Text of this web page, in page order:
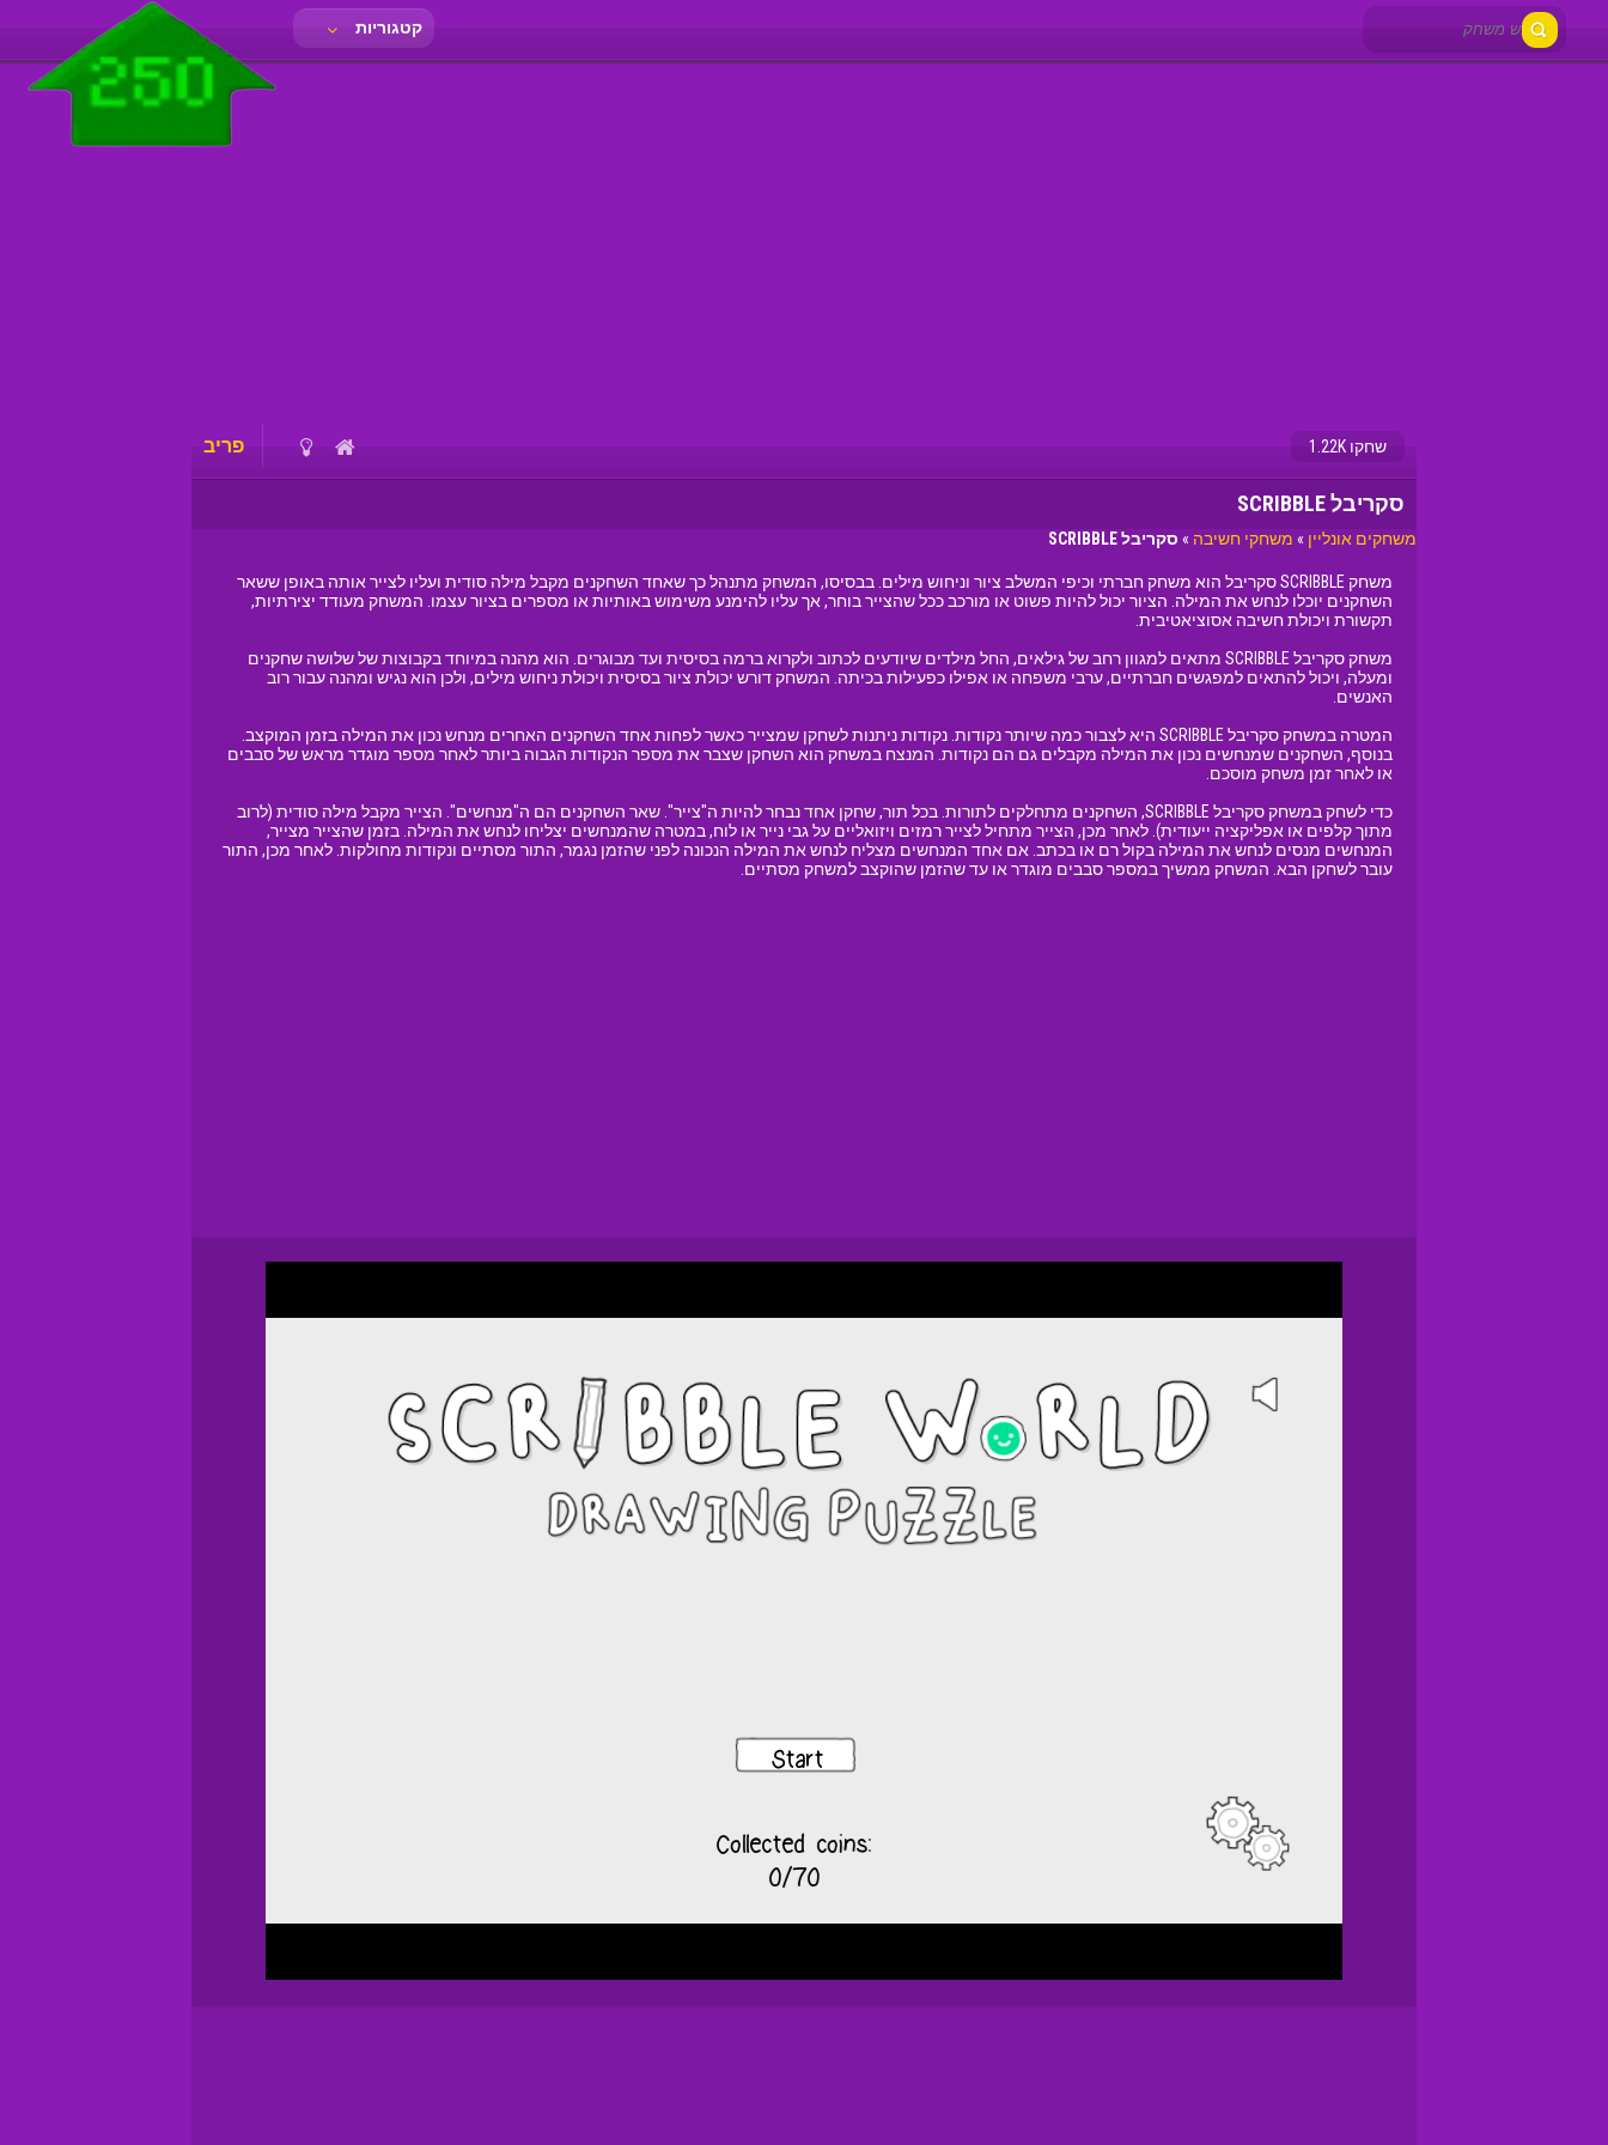
קטגוריות
פריב שחקו 1.22K
סקריבל SCRIBBLE
משחקים אונליין » משחקי חשיבה » סקריבל SCRIBBLE
משחק SCRIBBLE סקריבל הוא משחק חברתי וכיפי המשלב ציור וניחוש מילים. בבסיסו, המשחק מתנהל כך שאחד השחקנים מקבל מילה סודית ועליו לצייר אותה באופן ששאר
השחקנים יוכלו לנחש את המילה. הציור יכול להיות פשוט או מורכב ככל שהצייר בוחר, אך עליו להימנע משימוש באותיות או מספרים בציור עצמו. המשחק מעודד יצירתיות,
תקשורת ויכולת חשיבה אסוציאטיבית.
משחק סקריבל SCRIBBLE מתאים למגוון רחב של גילאים, החל מילדים שיודעים לכתוב ולקרוא ברמה בסיסית ועד מבוגרים. הוא מהנה במיוחד בקבוצות של שלושה שחקנים
ומעלה, ויכול להתאים למפגשים חברתיים, ערבי משפחה או אפילו כפעילות בכיתה. המשחק דורש יכולת ציור בסיסית ויכולת ניחוש מילים, ולכן הוא נגיש ומהנה עבור רוב
האנשים.
המטרה במשחק סקריבל SCRIBBLE היא לצבור כמה שיותר נקודות. נקודות ניתנות לשחקן שמצייר כאשר לפחות אחד השחקנים האחרים מנחש נכון את המילה בזמן המוקצב.
בנוסף, השחקנים שמנחשים נכון את המילה מקבלים גם הם נקודות. המנצח במשחק הוא השחקן שצבר את מספר הנקודות הגבוה ביותר לאחר מספר מוגדר מראש של סבבים
או לאחר זמן משחק מוסכם.
כדי לשחק במשחק סקריבל SCRIBBLE, השחקנים מתחלקים לתורות. בכל תור, שחקן אחד נבחר להיות ה"צייר". שאר השחקנים הם ה"מנחשים". הצייר מקבל מילה סודית (לרוב
מתוך קלפים או אפליקציה ייעודית). לאחר מכן, הצייר מתחיל לצייר רמזים ויזואליים על גבי נייר או לוח, במטרה שהמנחשים יצליחו לנחש את המילה. בזמן שהצייר מצייר,
המנחשים מנסים לנחש את המילה בקול רם או בכתב. אם אחד המנחשים מצליח לנחש את המילה הנכונה לפני שהזמן נגמר, התור מסתיים ונקודות מחולקות. לאחר מכן, התור
עובר לשחקן הבא. המשחק ממשיך במספר סבבים מוגדר או עד שהזמן שהוקצב למשחק מסתיים.